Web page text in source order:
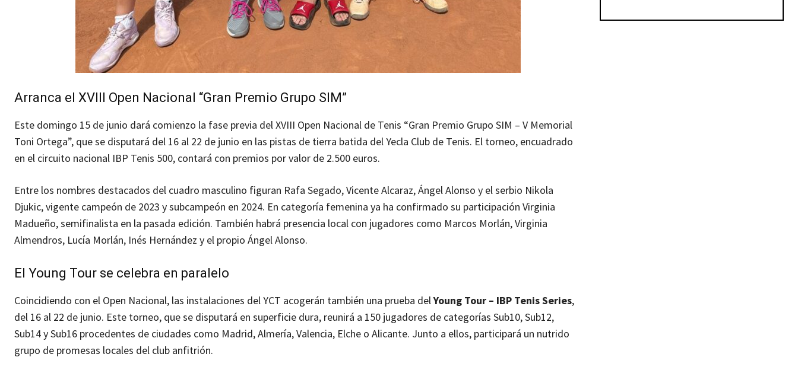
Arranca el XVIII Open Nacional “Gran Premio Grupo SIM”
Este domingo 15 de junio dará comienzo la fase previa del XVIII Open Nacional de Tenis “Gran Premio Grupo SIM – V Memorial
Toni Ortega”, que se disputará del 16 al 22 de junio en las pistas de tierra batida del Yecla Club de Tenis. El torneo, encuadrado
en el circuito nacional IBP Tenis 500, contará con premios por valor de 2.500 euros.
Entre los nombres destacados del cuadro masculino figuran Rafa Segado, Vicente Alcaraz, Ángel Alonso y el serbio Nikola
Djukic, vigente campeón de 2023 y subcampeón en 2024. En categoría femenina ya ha confirmado su participación Virginia
Madueño, semifinalista en la pasada edición. También habrá presencia local con jugadores como Marcos Morlán, Virginia
Almendros, Lucía Morlán, Inés Hernández y el propio Ángel Alonso.
El Young Tour se celebra en paralelo
Coincidiendo con el Open Nacional, las instalaciones del YCT acogerán también una prueba delYoung Tour – IBP Tenis Series,
del 16 al 22 de junio. Este torneo, que se disputará en superficie dura, reunirá a 150 jugadores de categorías Sub10, Sub12,
Sub14 y Sub16 procedentes de ciudades como Madrid, Almería, Valencia, Elche o Alicante. Junto a ellos, participará un nutrido
grupo de promesas locales del club anfitrión.